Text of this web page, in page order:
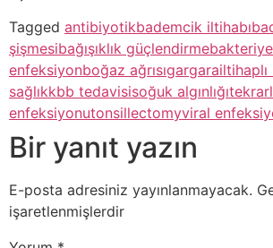
Tagged antibiyotikbademcik iltihabı
şişmesibağışıklık güçlendirme
enfeksiyonboğaz ağrısıgargara
sağlıkkbb tedavisisoğuk algınlığı
enfeksiyonutonsillectomyviral
Bir yanıt yazın
E-posta adresiniz yayınlanmayacak.
işaretlenmişlerdir